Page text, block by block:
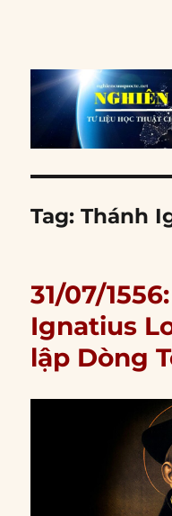
Tag:Thánh
31/07/
Ignatius
lập Dòng